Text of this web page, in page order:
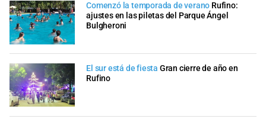
Comenzó la temporada de verano Rufino:
ajustes en las piletas del Parque Ángel
Bulgheroni
El sur está de fiesta Gran cierre de año en
Rufino